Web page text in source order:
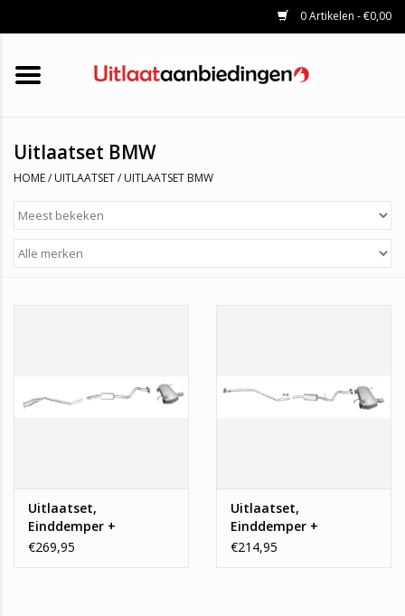
0 Artikelen - €0,00
HOME
KATALYSATOREN
UNIVERSELE UITLAATDELEN
Uitlaatset BMW
HOME/ UITLAATSET/ UITLAATSET BMW
Uitlaatset,
Einddemper +
Tussendemper +
€269,95
Uitlaatset,
Einddemper +
Tussendemper +
€214,95